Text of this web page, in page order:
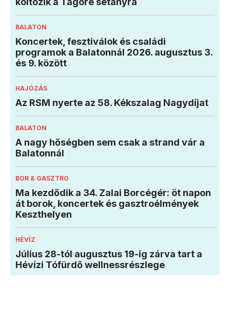
BALATON
Koncertek, fesztiválok és családi
programok a Balatonnál 2026. augusztus 3.
és 9. között
HAJÓZÁS
Az RSM nyerte az 58. Kékszalag Nagydíjat
BALATON
A nagy hőségben sem csak a strand vár a
Balatonnál
BOR & GASZTRO
Ma kezdődik a 34. Zalai Borcégér: öt napon
át borok, koncertek és gasztroélmények
Keszthelyen
HÉVÍZ
Július 28-tól augusztus 19-ig zárva tart a
Hévízi Tófürdő wellnessrészlege